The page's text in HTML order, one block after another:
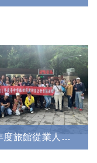
111年度旅館從業人員提升服務品質暨觀摩活動